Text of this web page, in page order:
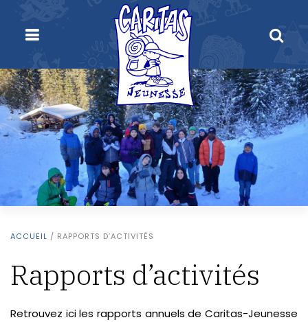
ACCUEIL / RAPPORTS D’ACTIVITÉS
Rapports d’activités
Retrouvez ici les rapports annuels de Caritas-Jeunesse